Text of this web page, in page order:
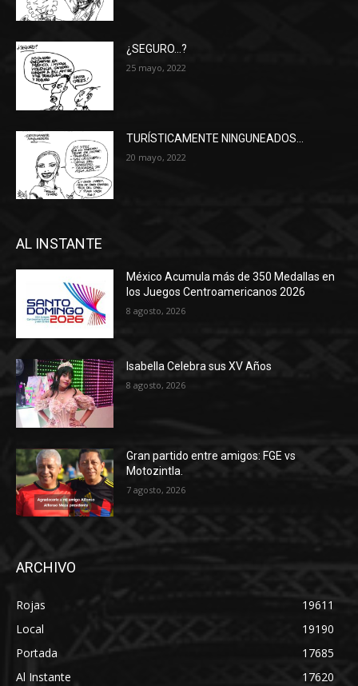
¿SEGURO…?
25 mayo, 2022
TURÍSTICAMENTE NINGUNEADOS…
20 mayo, 2022
AL INSTANTE
México Acumula más de 350 Medallas en
los Juegos Centroamericanos 2026
8 agosto, 2026
Isabella Celebra sus XV Años
8 agosto, 2026
Gran partido entre amigos: FGE vs
Motozintla.
7 agosto, 2026
ARCHIVO
Rojas
19611
Local
19190
Portada
17685
Al Instante
17620